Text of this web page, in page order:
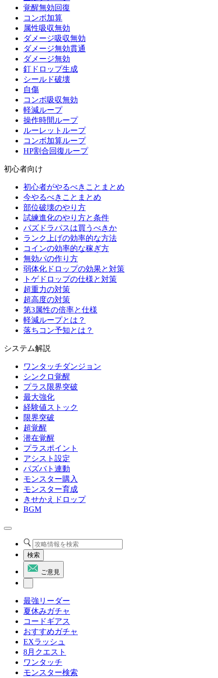
覚醒無効回復
コンボ加算
属性吸収無効
ダメージ吸収無効
ダメージ無効貫通
ダメージ無効
釘ドロップ生成
シールド破壊
自傷
コンボ吸収無効
軽減ループ
操作時間ループ
ルーレットループ
コンボ加算ループ
HP割合回復ループ
初心者向け
初心者がやるべきことまとめ
今やるべきことまとめ
部位破壊のやり方
試練進化のやり方と条件
パズドラパスは買うべきか
ランク上げの効率的な方法
コインの効率的な稼ぎ方
無効パの作り方
弱体化ドロップの効果と対策
トゲドロップの仕様と対策
超重力の対策
超高度の対策
第3属性の倍率と仕様
軽減ループとは？
落ちコン予知とは？
システム解説
ワンタッチダンジョン
シンクロ覚醒
プラス限界突破
最大強化
経験値ストック
限界突破
超覚醒
潜在覚醒
プラスポイント
アシスト設定
パズバト連動
モンスター購入
モンスター育成
きせかえドロップ
BGM
検索
ご意見
最強リーダー
夏休みガチャ
コードギアス
おすすめガチャ
EXラッシュ
8月クエスト
ワンタッチ
モンスター検索